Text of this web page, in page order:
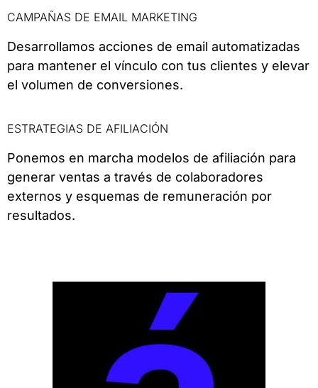
CAMPAÑAS DE EMAIL MARKETING
Desarrollamos acciones de email automatizadas
para mantener el vínculo con tus clientes y elevar
el volumen de conversiones.
ESTRATEGIAS DE AFILIACIÓN
Ponemos en marcha modelos de afiliación para
generar ventas a través de colaboradores
externos y esquemas de remuneración por
resultados.